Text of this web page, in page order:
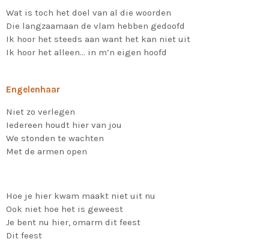
Wat is toch het doel van al die woorden
Die langzaamaan de vlam hebben gedoofd
Ik hoor het steeds aan want het kan niet uit
Ik hoor het alleen… in m’n eigen hoofd
Engelenhaar
Niet zo verlegen
Iedereen houdt hier van jou
We stonden te wachten
Met de armen open
Hoe je hier kwam maakt niet uit nu
Ook niet hoe het is geweest
Je bent nu hier, omarm dit feest
Dit feest